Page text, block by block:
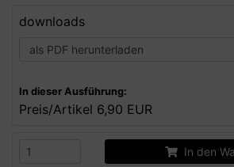
downloads
In dieser Ausführung:
Preis/Artikel 6,90 EUR
In den